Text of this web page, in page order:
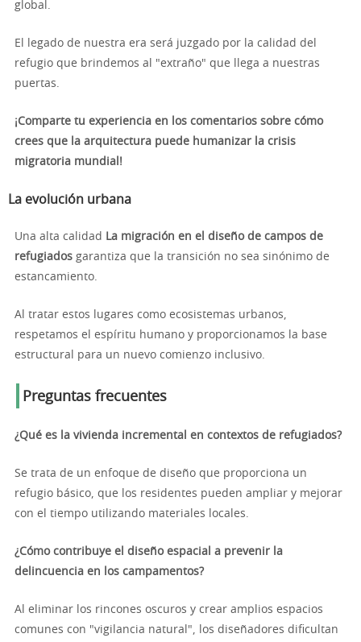
global.
El legado de nuestra era será juzgado por la calidad del
refugio que brindemos al "extraño" que llega a nuestras
puertas.
¡Comparte tu experiencia en los comentarios sobre cómo
crees que la arquitectura puede humanizar la crisis
migratoria mundial!
La evolución urbana
Una alta calidad
La migración en el diseño de campos de
refugiados garantiza que la transición no sea sinónimo de
estancamiento.
Al tratar estos lugares como ecosistemas urbanos,
respetamos el espíritu humano y proporcionamos la base
estructural para un nuevo comienzo inclusivo.
Preguntas frecuentes
¿Qué es la vivienda incremental en contextos de refugiados?
Se trata de un enfoque de diseño que proporciona un
refugio básico, que los residentes pueden ampliar y mejorar
con el tiempo utilizando materiales locales.
¿Cómo contribuye el diseño espacial a prevenir la
delincuencia en los campamentos?
Al eliminar los rincones oscuros y crear amplios espacios
comunes con "vigilancia natural", los diseñadores dificultan